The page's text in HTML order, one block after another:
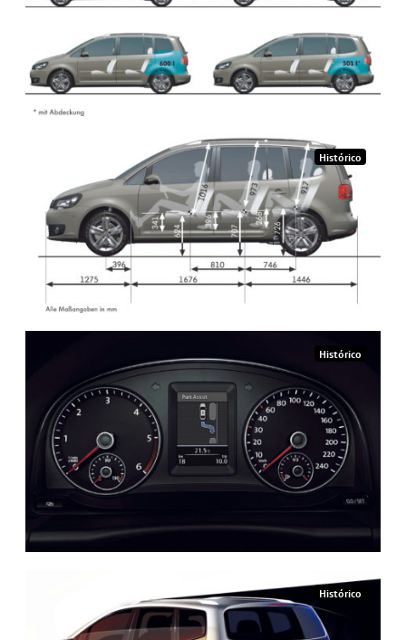
Histórico
Histórico
Histórico